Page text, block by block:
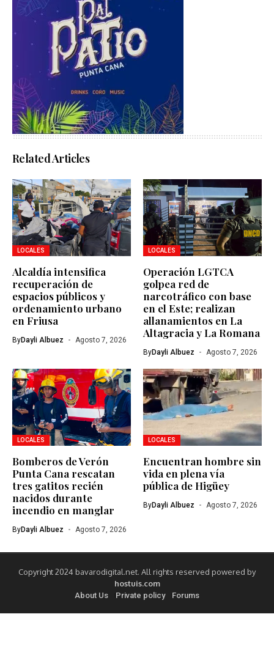
Related Articles
LOCALES
Alcaldía intensifica
recuperación de
espacios públicos y
ordenamiento urbano
en Friusa
ByDayli Albuez Agosto 7, 2026
LOCALES
Operación LGTCA
golpea red de
narcotráfico con base
en el Este; realizan
allanamientos en La
Altagracia y La Romana
ByDayli Albuez Agosto 7, 2026
LOCALES
Bomberos de Verón
Punta Cana rescatan
tres gatitos recién
nacidos durante
incendio en manglar
ByDayli Albuez Agosto 7, 2026
LOCALES
Encuentran hombre sin
vida en plena vía
pública de Higüey
ByDayli Albuez Agosto 7, 2026
Copyright 2024 bavarodigital.net. All rights reserved powered by
hostuis.com
About Us Private policy Forums